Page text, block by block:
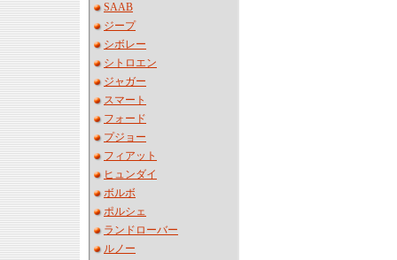
SAAB
ジープ
シボレー
シトロエン
ジャガー
スマート
フォード
プジョー
フィアット
ヒュンダイ
ボルボ
ポルシェ
ランドローバー
ルノー